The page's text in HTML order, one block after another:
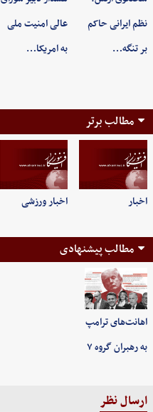
نظم ایرانی حاکم
بر تنگه…
عالی امنیت ملی
به امریکا…
مطالب برتر
اخبار اخبار ورزشی
مطالب پیشنهادی
اهانت‌های ترامپ
به رهبران گروه ۷
ارسال نظر